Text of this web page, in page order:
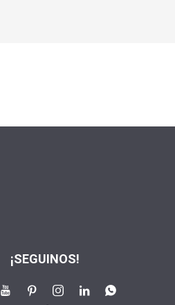
¡SEGUINOS!
   
